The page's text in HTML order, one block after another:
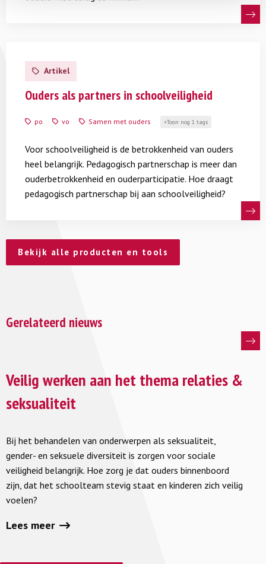
Hoe je op specifieke onderwerpen en thema’s positief
samenwerkt met ouders, kun je lezen bij de
verschillende andere thema’s.
Meer lezen
Peter de Vriesis expert ouderbetrokkenheid.
Q&A:Vragen aan het Adviespunt School & Veiligheid
(pdf)
meer
Ouders
partners
schoolveiligheid
Artikel
Ouders als partners in schoolveiligheid
po vo Samen met ouders Toon nog 1 tags
Voor schoolveiligheid is de betrokkenheid van ouders
heel belangrijk. Pedagogisch partnerschap is meer dan
ouderbetrokkenheid en ouderparticipatie. Hoe draagt
pedagogisch partnerschap bij aan schoolveiligheid?
Bekijk alle producten en tools
Gerelateerd nieuws
meer
Veilig
aan
het
thema
relaties
&
seksualiteit
Veilig werken aan het thema relaties &
seksualiteit
Bij het behandelen van onderwerpen als seksualiteit,
gender- en seksuele diversiteit is zorgen voor sociale
veiligheid belangrijk. Hoe zorg je dat ouders binnenboord
zijn, dat het schoolteam stevig staat en kinderen zich veilig
voelen?
Lees meer